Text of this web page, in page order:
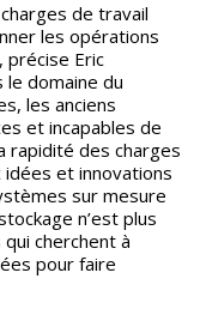
de travail
les opérations
précise Eric
domaine du
les anciens
et incapables de
rapidité des charges
et innovations
sur mesure
n’est plus
cherchent à
pour faire